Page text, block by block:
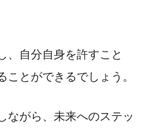
、自分自身を許すこと
ことができるでしょう。
ながら、未来へのステッ